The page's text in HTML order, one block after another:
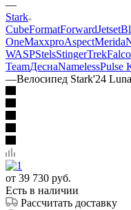
—
Stark
CubeFormatForwardJetset
OneMaxxproAspectMerida
WASPStelsStingerTrek
TeamДеснаNamelessPulse
—Велосипед Stark'24
от 39 730 руб.
Есть в наличии
Рассчитать доставку